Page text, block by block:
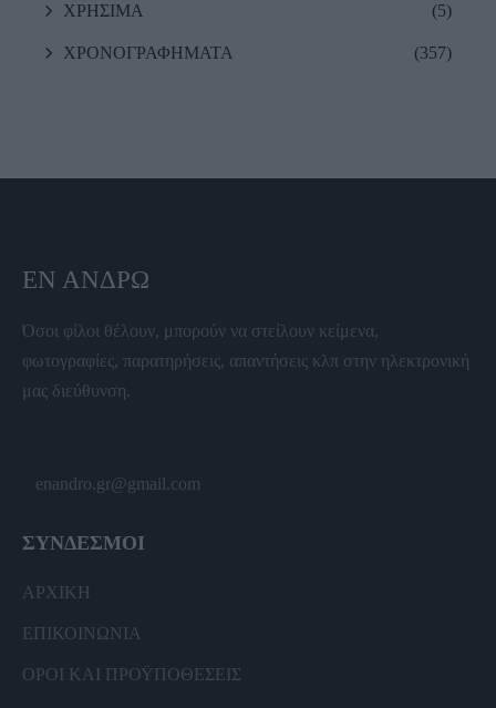
ΧΡΗΣΙΜΑ (5)
ΧΡΟΝΟΓΡΑΦΗΜΑΤΑ (357)
ΕΝ ΆΝΔΡΩ
Όσοι φίλοι θέλουν, μπορούν να στείλουν κείμενα,
φωτογραφίες, παρατηρήσεις, απαντήσεις κλπ στην ηλεκτρονική
μας διεύθυνση.
enandro.gr@gmail.com
ΣΥΝΔΕΣΜΟΙ
ΑΡΧΙΚΗ
ΕΠΙΚΟΙΝΩΝΙΑ
ΟΡΟΙ ΚΑΙ ΠΡΟΫΠΟΘΕΣΕΙΣ